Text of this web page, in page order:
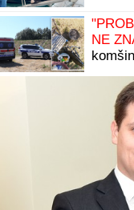
nakon
NE
sa